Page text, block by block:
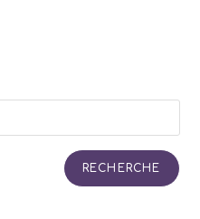
RECHERCHE